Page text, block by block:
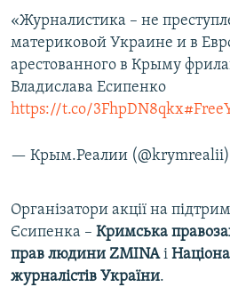
«Журналистика – не
материковой Украине и в
арестованного в Крыму
Владислава Есипенко
https://t.co/3FhpDN8qkx
— Крым.Реалии (@krymrealii)
Організатори акції на
Єсипенка – Кримська
прав людини ZMINAі
журналістів України.